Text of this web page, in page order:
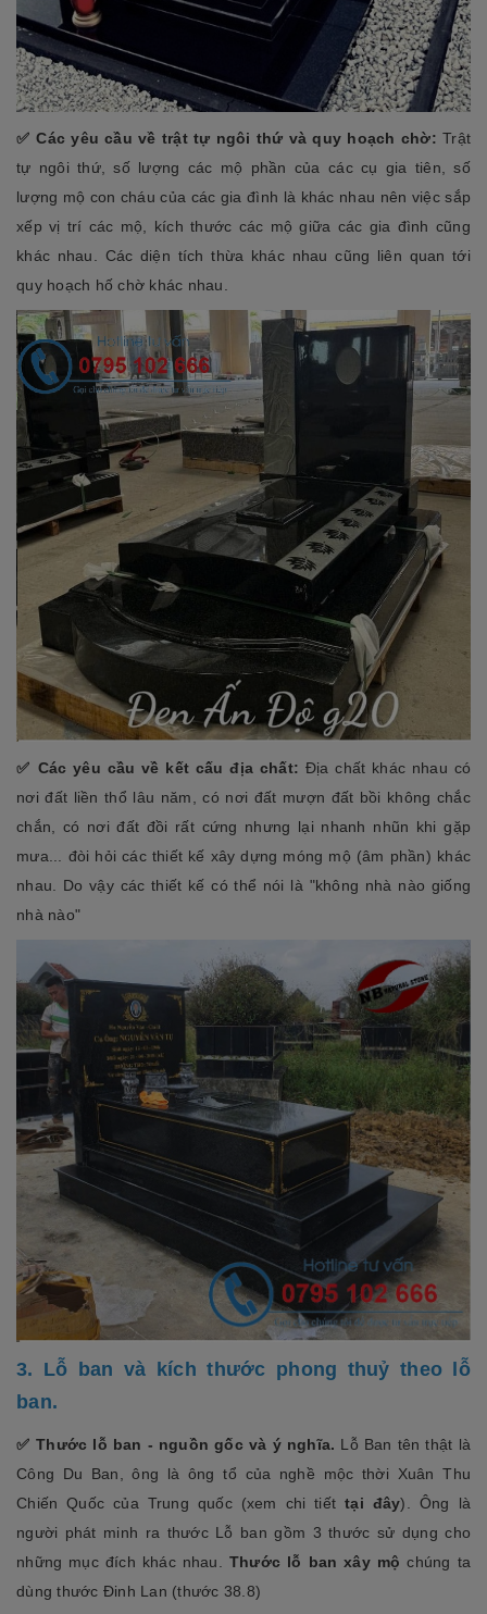
✅ Các yêu cầu về trật tự ngôi thứ và quy hoạch chờ: Trật
tự ngôi thứ, số lượng các mộ phần của các cụ gia tiên, số
lượng mộ con cháu của các gia đình là khác nhau nên việc sắp
xếp vị trí các mộ, kích thước các mộ giữa các gia đình cũng
khác nhau. Các diện tích thừa khác nhau cũng liên quan tới
quy hoạch hố chờ khác nhau.
✅ Các yêu cầu về kết cấu địa chất: Địa chất khác nhau có
nơi đất liền thổ lâu năm, có nơi đất mượn đất bồi không chắc
chắn, có nơi đất đồi rất cứng nhưng lại nhanh nhũn khi gặp
mưa... đòi hỏi các thiết kế xây dựng móng mộ (âm phần) khác
nhau. Do vậy các thiết kế có thể nói là "không nhà nào giống
nhà nào"
3. Lỗ ban và kích thước phong thuỷ theo lỗ
ban.
✅ Thước lỗ ban - nguồn gốc và ý nghĩa. Lỗ Ban tên thật là
Công Du Ban, ông là ông tổ của nghề mộc thời Xuân Thu
Chiến Quốc của Trung quốc (xem chi tiếttại đây). Ông là
người phát minh ra thước Lỗ ban gồm 3 thước sử dụng cho
những mục đích khác nhau. Thước lỗ ban xây mộ chúng ta
dùng thước Đinh Lan (thước 38.8)